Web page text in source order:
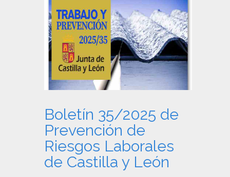
Boletín 35/2025 de
Prevención de
Riesgos Laborales
de Castilla y León